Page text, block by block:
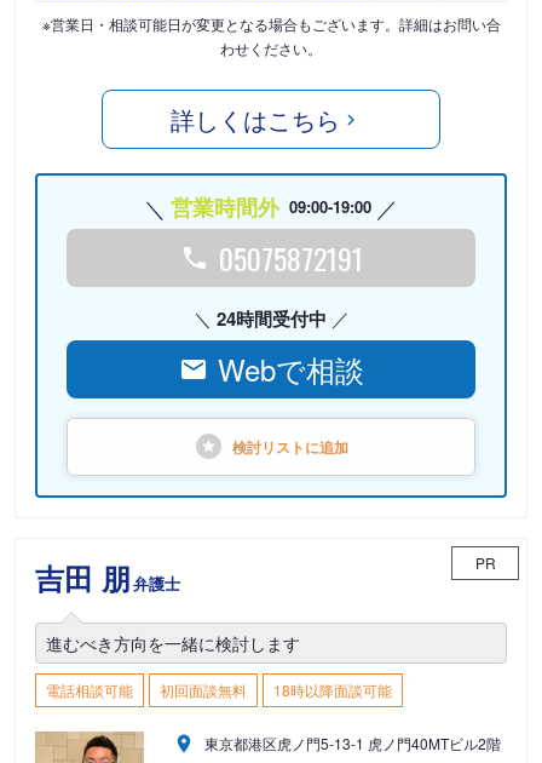
※営業日・相談可能日が変更となる場合もございます。詳細はお問い合
わせください。
詳しくはこちら
営業時間外 09:00-19:00
05075872191
24時間受付中
Webで相談
検討リストに追加
吉田 朋弁護士
PR
進むべき方向を一緒に検討します
電話相談可能 初回面談無料 18時以降面談可能
東京都港区虎ノ門5-13-1 虎ノ門40MTビル2階